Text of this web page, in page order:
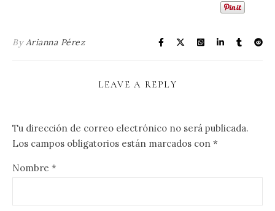
ByArianna Pérez
LEAVE A REPLY
Tu dirección de correo electrónico no será publicada.
Los campos obligatorios están marcados con *
Nombre *